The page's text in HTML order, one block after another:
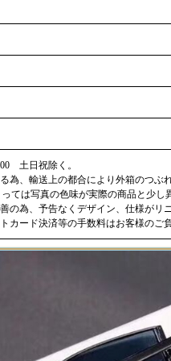
土日祝除く。
為、輸送上の都合により外箱のつぶ
ては写真の色味が実際の商品と少し
の為、予告なくデザイン、仕様がリ
カード決済等の手数料はお客様のご